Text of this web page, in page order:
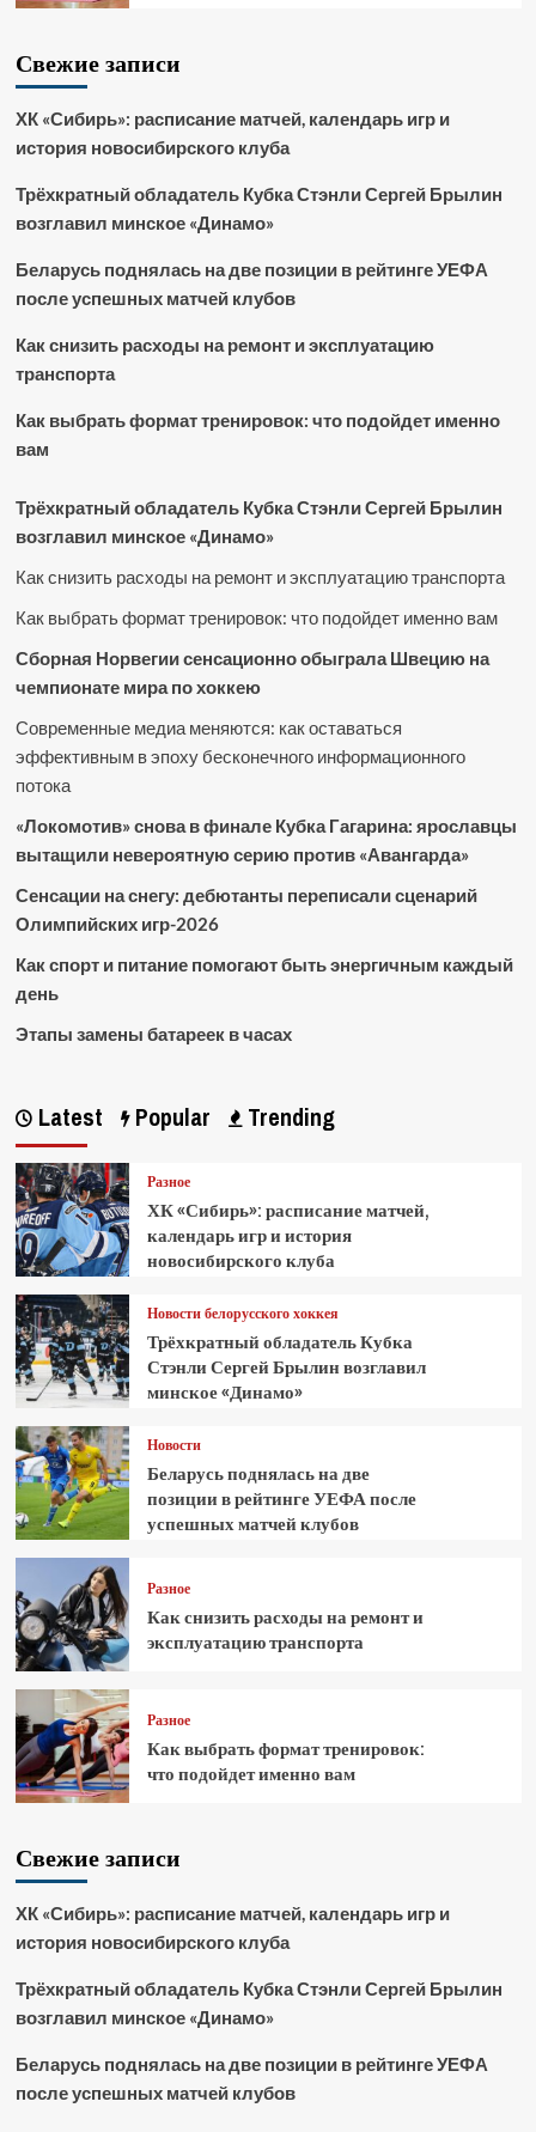
Свежие записи
ХК «Сибирь»: расписание матчей, календарь игр и
история новосибирского клуба
Трёхкратный обладатель Кубка Стэнли Сергей Брылин
возглавил минское «Динамо»
Беларусь поднялась на две позиции в рейтинге УЕФА
после успешных матчей клубов
Как снизить расходы на ремонт и эксплуатацию
транспорта
Как выбрать формат тренировок: что подойдет именно
вам
Трёхкратный обладатель Кубка Стэнли Сергей Брылин
возглавил минское «Динамо»
Как снизить расходы на ремонт и эксплуатацию транспорта
Как выбрать формат тренировок: что подойдет именно вам
Сборная Норвегии сенсационно обыграла Швецию на
чемпионате мира по хоккею
Современные медиа меняются: как оставаться
эффективным в эпоху бесконечного информационного
потока
«Локомотив» снова в финале Кубка Гагарина: ярославцы
вытащили невероятную серию против «Авангарда»
Сенсации на снегу: дебютанты переписали сценарий
Олимпийских игр-2026
Как спорт и питание помогают быть энергичным каждый
день
Этапы замены батареек в часах
Latest Popular Trending
Разное
ХК «Сибирь»: расписание матчей,
календарь игр и история
новосибирского клуба
Новости белорусского хоккея
Трёхкратный обладатель Кубка
Стэнли Сергей Брылин возглавил
минское «Динамо»
Новости
Беларусь поднялась на две
позиции в рейтинге УЕФА после
успешных матчей клубов
Разное
Как снизить расходы на ремонт и
эксплуатацию транспорта
Разное
Как выбрать формат тренировок:
что подойдет именно вам
Свежие записи
ХК «Сибирь»: расписание матчей, календарь игр и
история новосибирского клуба
Трёхкратный обладатель Кубка Стэнли Сергей Брылин
возглавил минское «Динамо»
Беларусь поднялась на две позиции в рейтинге УЕФА
после успешных матчей клубов